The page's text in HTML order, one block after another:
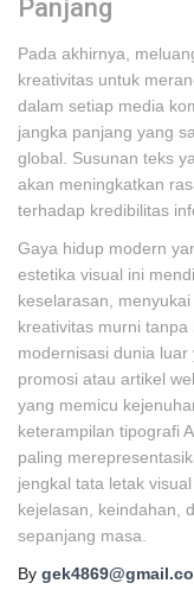
Panjang
Pada akhirnya,
kreativitas untuk
dalam setiap media
jangka panjang yang
global. Susunan teks
akan meningkatkan
terhadap kredibilitas
Gaya hidup modern
estetika visual ini
keselarasan,
kreativitas murni
modernisasi dunia
promosi atau artikel
yang memicu
keterampilan tipografi
paling
jengkal tata letak
kejelasan, keindahan,
sepanjang masa.
By